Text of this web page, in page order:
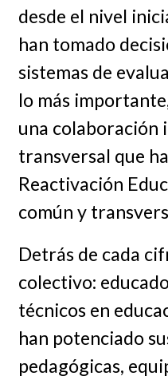
desde el nivel
han tomado
sistemas de
lo más
una colaboración
transversal que
Reactivación
común y
Detrás de cada
colectivo:
técnicos en
han potenciado
pedagógicas,